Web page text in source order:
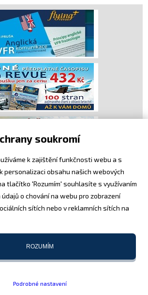
soukromí
k zajištění funkčnosti webu a s
personalizaci obsahu našich webových
tlačítko 'Rozumím' souhlasíte s využívaním
o chování na webu pro zobrazení
sítích nebo v reklamních sítích na
ROZUMÍM
Podrobné nastavení